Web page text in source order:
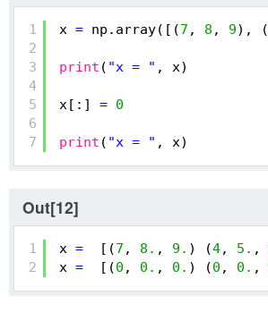
1
2
3
4
5
6
7
x = np.array([(7 , 8 , 9), (
print ( "x = " , x)
x[:] = 0
print ( "x = " , x)
Out[12]
1
2
x = [(7 , 8. , 9. ) (4, 5. ,
x = [(0 , 0. , 0. ) (0 , 0. ,